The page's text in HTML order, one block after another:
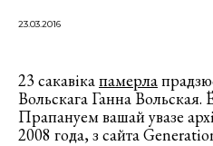
23.03.2016
23 сакавікапамерла
Вольскага Ганна Вольская.
Прапануем вашай увазе
2008 года, з сайта